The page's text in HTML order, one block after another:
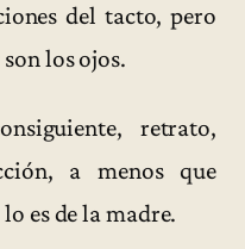
del tacto, pero
los ojos.
retrato,
a menos que
es de la madre.